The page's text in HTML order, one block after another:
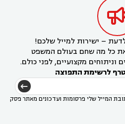
– ישירות למייל שלכם!
את כל מה שחם בעולם המשפט
וניתוחים מקצועיים, לפני כולם.
לרשימת התפוצה
המייל שלי פרסומות ועדכונים מאתר פסק